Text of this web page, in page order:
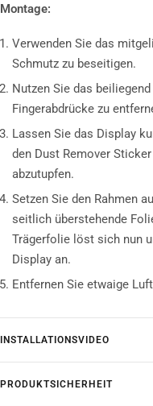
Montage:
Verwenden Sie das
Schmutz zu beseitigen.
Nutzen Sie das
Fingerabdrücke zu
Lassen Sie das Display
den Dust Remover
abzutupfen.
Setzen Sie den Rahmen
seitlich überstehende
Trägerfolie löst sich nun
Display an.
Entfernen Sie etwaige
INSTALLATIONSVIDEO
PRODUKTSICHERHEIT